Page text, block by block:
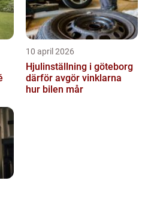
10 april 2026
Hjulinställning i göteborg
därför avgör vinklarna
hur bilen mår